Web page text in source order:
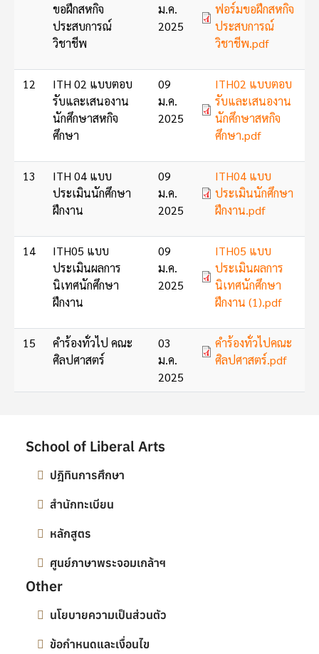
ขอฝึกสหกิจ
ประสบการณ์
วิชาชีพ
ม.ค.
2025
ฟอร์มขอฝึกสหกิจ
ประสบการณ์
วิชาชีพ.pdf
12
ITH 02 แบบตอบ
รับและเสนองาน
นักศึกษาสหกิจ
ศึกษา
09
ม.ค.
2025
Document
ITH02 แบบตอบ
รับและเสนองาน
นักศึกษาสหกิจ
ศึกษา.pdf
13
ITH 04 แบบ
ประเมินนักศึกษา
ฝึกงาน
09
ม.ค.
2025
Document
ITH04 แบบ
ประเมินนักศึกษา
ฝึกงาน.pdf
14
ITH05 แบบ
ประเมินผลการ
นิเทศนักศึกษา
ฝึกงาน
09
ม.ค.
2025
Document
ITH05 แบบ
ประเมินผลการ
นิเทศนักศึกษา
ฝึกงาน (1).pdf
15
คำร้องทั่วไป คณะ
ศิลปศาสตร์
03
ม.ค.
2025
Document
คำร้องทั่วไปคณะ
ศิลปศาสตร์.pdf
School of Liberal Arts
ปฎิทินการศึกษา
สำนักทะเบียน
หลักสูตร
ศูนย์ภาษาพระจอมเกล้าฯ
Other
นโยบายความเป็นส่วนตัว
ข้อกำหนดและเงื่อนไข